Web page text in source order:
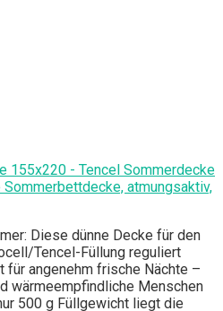
155x220 - Tencel Sommerdecke
atmungsaktiv,
Diese dünne Decke für den
Tencel-Füllung reguliert
für angenehm frische Nächte –
wärmeempfindliche Menschen
500 g Füllgewicht liegt die